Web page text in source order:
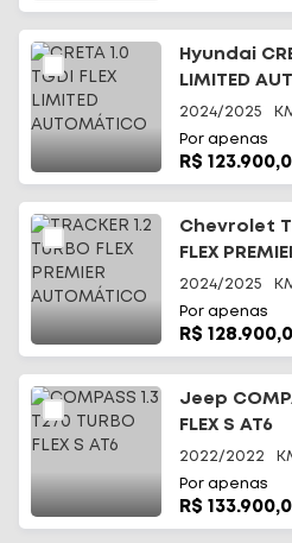
(48) 99644-0085
Hyundai
LIMITED
2024/2025
Por apenas
R$
Chevrolet
FLEX
2024/2025
Por apenas
R$
Jeep
FLEX S AT6
2022/2022
Por apenas
R$